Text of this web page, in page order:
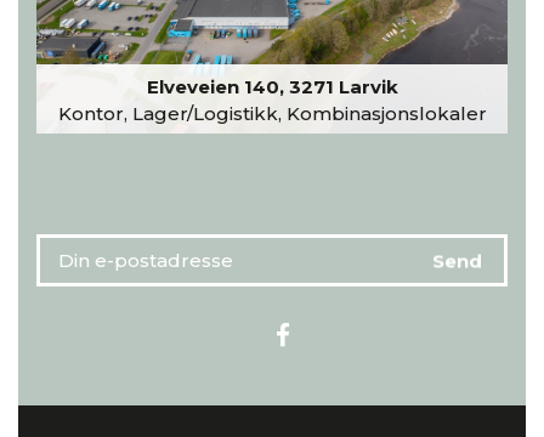
Elveveien 140, 3271 Larvik
Kontor, Lager/Logistikk, Kombinasjonslokaler